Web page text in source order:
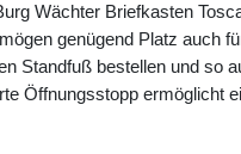
Wächter Briefkasten
genügend Platz auch
Standfuß bestellen und so
Öffnungsstopp ermöglicht